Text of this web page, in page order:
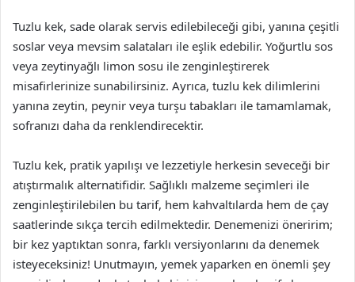
Tuzlu kek, sade olarak servis edilebileceği gibi, yanına çeşitli
soslar veya mevsim salataları ile eşlik edebilir. Yoğurtlu sos
veya zeytinyağlı limon sosu ile zenginleştirerek
misafirlerinize sunabilirsiniz. Ayrıca, tuzlu kek dilimlerini
yanına zeytin, peynir veya turşu tabakları ile tamamlamak,
sofranızı daha da renklendirecektir.
Tuzlu kek, pratik yapılışı ve lezzetiyle herkesin seveceği bir
atıştırmalık alternatifidir. Sağlıklı malzeme seçimleri ile
zenginleştirilebilen bu tarif, hem kahvaltılarda hem de çay
saatlerinde sıkça tercih edilmektedir. Denemenizi öneririm;
bir kez yaptıktan sonra, farklı versiyonlarını da denemek
isteyeceksiniz! Unutmayın, yemek yaparken en önemli şey